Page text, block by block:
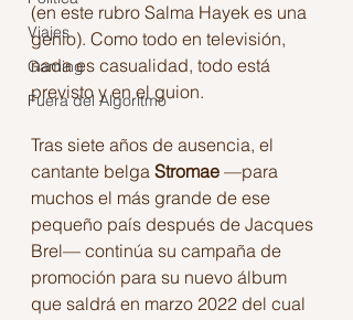
Viajes
Gaming
Fuera del Algoritmo
(en este rubro Salma Hayek es una
genio). Como todo en televisión,
nada es casualidad, todo está
previsto y en el guion.
Tras siete años de ausencia, el
cantante belga Stromae —para
muchos el más grande de ese
pequeño país después de Jacques
Brel— continúa su campaña de
promoción para su nuevo álbum
que saldrá en marzo 2022 del cual